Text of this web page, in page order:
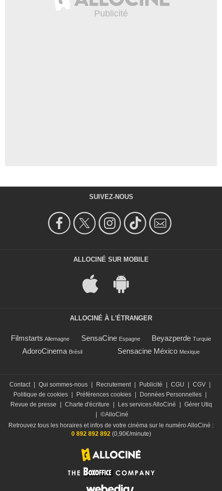
SUIVEZ-NOUS
ALLOCINÉ SUR MOBILE
ALLOCINÉ À L'ÉTRANGER
Filmstarts Allemagne SensaCine Espagne Beyazperde Turquie
AdoroCinema Brésil Sensacine México Mexique
Contact Qui sommes-nous Recrutement Publicité CGU CGV
Politique de cookies
Préférences cookies Données Personnelles
Revue de presse
Charte d'écriture Les services AlloCiné
Gérer Utiq
©AlloCiné
Retrouvez tous les horaires et infos de votre cinéma sur le numéro AlloCiné :
0 892 892 892(0,90€/minute)